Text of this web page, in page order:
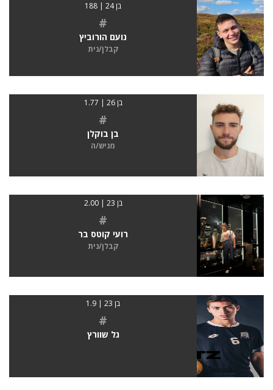
בן 24 | 188
#
נועם הורוביץ
קבלן/נית
בן 26 | 1.77
#
בן בוקלן
מגיש/ה
בן 23 | 2.00
#
רועי קוטס בר
קבלן/נית
בן 23 | 1.9
#
גל שוורץ